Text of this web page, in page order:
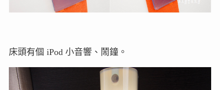
床頭有個 iPod 小音響、鬧鐘。